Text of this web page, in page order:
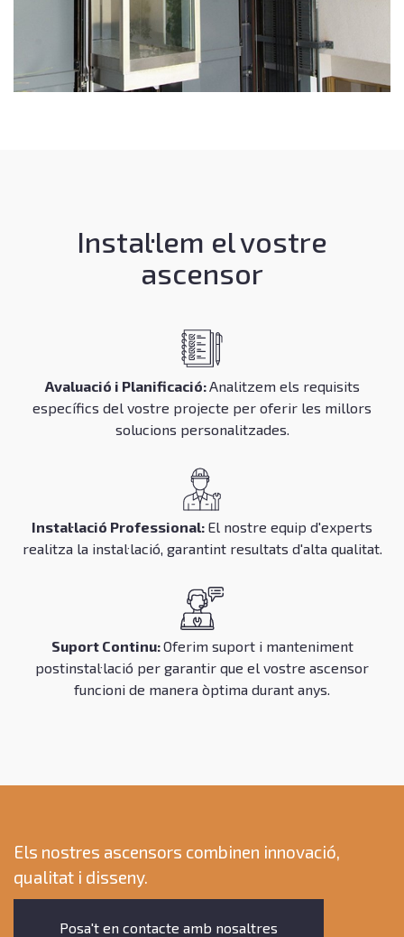
Instal·lem el vostre
ascensor
Avaluació i Planificació:Analitzem els requisits
específics del vostre projecte per oferir les millors
solucions personalitzades.
Instal·lació Professional: El nostre equip d'experts
realitza la instal·lació, garantint resultats d'alta qualitat.
Suport Continu:Oferim suport i manteniment
postinstal·lació per garantir que el vostre ascensor
funcioni de manera òptima durant anys.
Els nostres ascensors combinen innovació,
qualitat i disseny.
Posa't en contacte amb nosaltres